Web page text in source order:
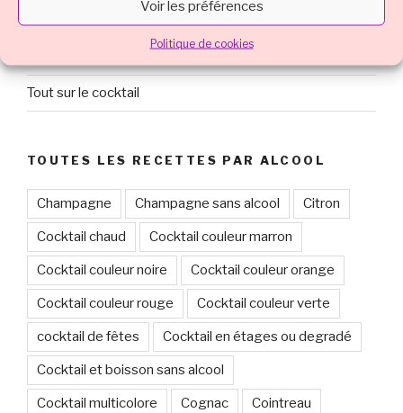
Voir les préférences
Politique de cookies
Recette cocktail sans alcool
Tout sur le cocktail
TOUTES LES RECETTES PAR ALCOOL
Champagne Champagne sans alcool Citron
Cocktail chaud Cocktail couleur marron
Cocktail couleur noire Cocktail couleur orange
Cocktail couleur rouge Cocktail couleur verte
cocktail de fêtes Cocktail en étages ou degradé
Cocktail et boisson sans alcool
Cocktail multicolore Cognac Cointreau